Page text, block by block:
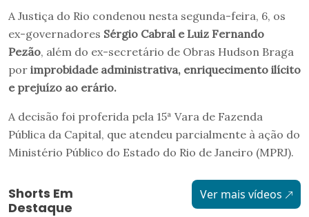
A Justiça do Rio condenou nesta segunda-feira, 6, os
ex-governadores Sérgio Cabral e Luiz Fernando
Pezão, além do ex-secretário de Obras Hudson Braga
por improbidade administrativa, enriquecimento ilícito
e prejuízo ao erário.
A decisão foi proferida pela 15ª Vara de Fazenda
Pública da Capital, que atendeu parcialmente à ação do
Ministério Público do Estado do Rio de Janeiro (MPRJ).
Shorts Em
Destaque
Ver mais vídeos